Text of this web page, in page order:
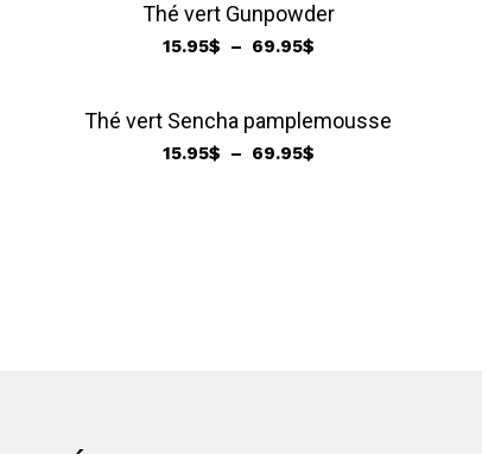
à
55.00$
Thé vert Gunpowder
15.95$ – 69.95$Plage
15.95$
à
Thé vert Sencha pamplemousse
15.95$ – 69.95$Plage